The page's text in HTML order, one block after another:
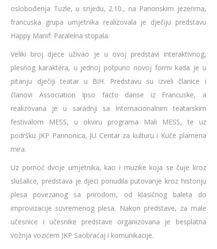
oslobođenja Tuzle, u srijedu, 2.10., na Panonskim jezerima,
francuska grupa umjetnika realizovala je dječiju predstavu
Happy Manif: Paralelna stopala.
Veliki broj djece uživao je u ovoj predstavi interaktivnog,
plesnog karaktera, u jednoj potpuno novoj formi kada je u
pitanju dječiji teatar u BiH. Predstavu su izveli članice i
članovi Association Ipso facto danse iz Francuske, a
realizovana je u saradnji sa Internacionalnim teatarskim
festivalom MESS, u okviru programa Mali MESS, te uz
podršku JKP Pannonica, JU Centar za kulturu i Kuće plamena
mira.
Uz pomoć dvoje umjetnika, kao i muzike koja se čuje kroz
slušalice, predstava je djeci ponudila putovanje kroz historiju
plesa povezanog sa prirodom, od klasičnog baleta do
improvizacije suvremenog plesa. Nakon predstave, za male
učesnice i učesnike predstave organizovana je besplatna
vožnja vozićem JKP Saobraćaj i komunikacije.